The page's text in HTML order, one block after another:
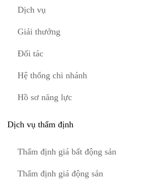
Dịch vụ
Giải thưởng
Đối tác
Hệ thống chi nhánh
Hồ sơ năng lực
Dịch vụ thẩm định
Thẩm định giá bất động sản
Thẩm định giá động sản